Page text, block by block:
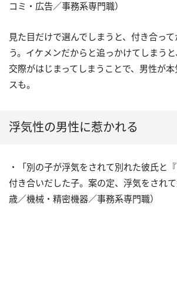
コミ・広告／事務系専門職）
見た目だけで選んでしまうと、付き合っ
う。イケメンだからと追っかけてしまう
交際がはじまってしまうことで、男性が
スも。
浮気性の男性に惹かれる
・「別の子が浮気をされて別れた彼氏と
付き合いだした子。案の定、浮気をされ
歳／機械・精密機器／事務系専門職）